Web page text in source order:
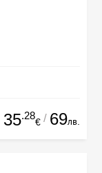
35.28
€ / 69лв.